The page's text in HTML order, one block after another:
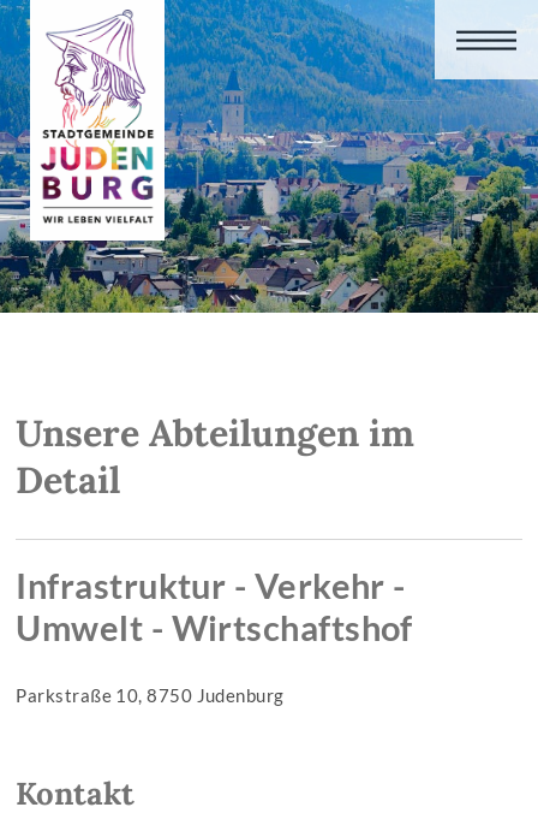
Unsere Abteilungen im
Detail
Infrastruktur - Verkehr -
Umwelt - Wirtschaftshof
Parkstraße 10, 8750 Judenburg
Kontakt